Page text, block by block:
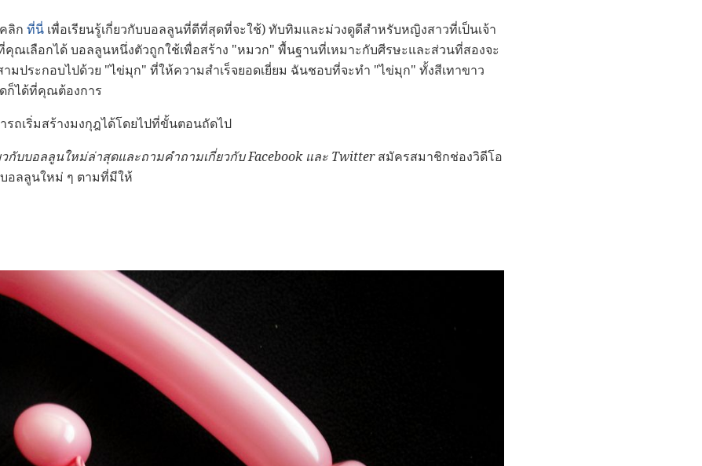
ลิก ที่นี่ เพื่อเรียนรู้เกี่ยวกับบอลลูนที่ดีที่สุดที่จะใช้) ทับทิมและม่วงดูดีสำหรับหญิงสาวที่เป็นเจ้า
ณเลือกได้ บอลลูนหนึ่งตัวถูกใช้เพื่อสร้าง "หมวก" พื้นฐานที่เหมาะกับศีรษะและส่วนที่สองจะ
มประกอบไปด้วย "ไข่มุก" ที่ให้ความสำเร็จยอดเยี่ยม ฉันชอบที่จะทำ "ไข่มุก" ทั้งสีเทาขาว
ก็ได้ที่คุณต้องการ
เริ่มสร้างมงกุฎได้โดยไปที่ขั้นตอนถัดไป
วกับบอลลูนใหม่ล่าสุดและถามคำถามเกี่ยวกับ Facebook และ Twitterสมัครสมาชิกช่องวิดีโอ
บอลลูนใหม่ ๆ ตามที่มีให้